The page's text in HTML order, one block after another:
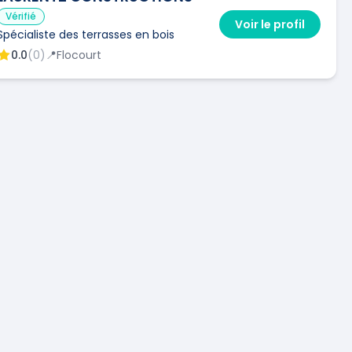
Vérifié
des terrasses en bois
0.0(0) 📍Flocourt
Voir le profil